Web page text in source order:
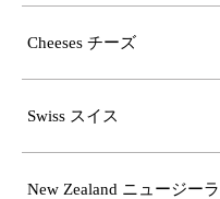
Cheeses チーズ
Swiss スイス
New Zealand ニュージー